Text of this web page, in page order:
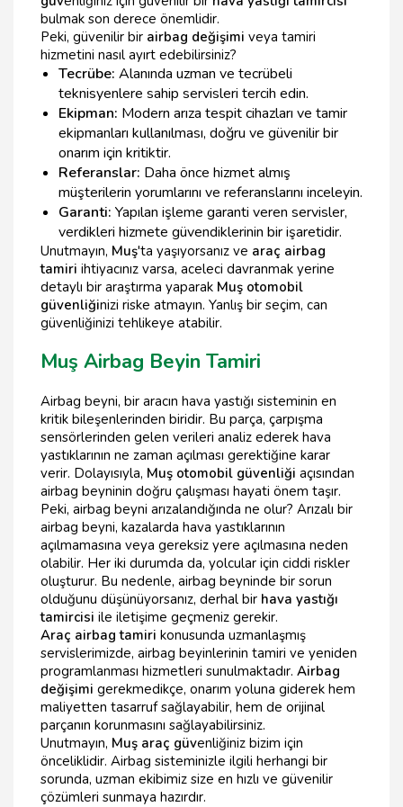
bulmak son derece önemlidir.
Peki, güvenilir bir airbag değişimi veya tamiri
hizmetini nasıl ayırt edebilirsiniz?
Tecrübe: Alanında uzman ve tecrübeli
teknisyenlere sahip servisleri tercih edin.
Ekipman: Modern arıza tespit cihazları ve tamir
ekipmanları kullanılması, doğru ve güvenilir bir
onarım için kritiktir.
Referanslar: Daha önce hizmet almış
müşterilerin yorumlarını ve referanslarını inceleyin.
Garanti: Yapılan işleme garanti veren servisler,
verdikleri hizmete güvendiklerinin bir işaretidir.
Unutmayın, Muş'ta yaşıyorsanız ve araç airbag
tamiri ihtiyacınız varsa, aceleci davranmak yerine
detaylı bir araştırma yaparak Muş otomobil
güvenliğinizi riske atmayın. Yanlış bir seçim, can
güvenliğinizi tehlikeye atabilir.
Muş Airbag Beyin Tamiri
Airbag beyni, bir aracın hava yastığı sisteminin en
kritik bileşenlerinden biridir. Bu parça, çarpışma
sensörlerinden gelen verileri analiz ederek hava
yastıklarının ne zaman açılması gerektiğine karar
verir. Dolayısıyla, Muş otomobil güvenliği açısından
airbag beyninin doğru çalışması hayati önem taşır.
Peki, airbag beyni arızalandığında ne olur? Arızalı bir
airbag beyni, kazalarda hava yastıklarının
açılmamasına veya gereksiz yere açılmasına neden
olabilir. Her iki durumda da, yolcular için ciddi riskler
oluşturur. Bu nedenle, airbag beyninde bir sorun
olduğunu düşünüyorsanız, derhal bir hava yastığı
tamircisi ile iletişime geçmeniz gerekir.
Araç airbag tamiri konusunda uzmanlaşmış
servislerimizde, airbag beyinlerinin tamiri ve yeniden
programlanması hizmetleri sunulmaktadır. Airbag
değişimi gerekmedikçe, onarım yoluna giderek hem
maliyetten tasarruf sağlayabilir, hem de orijinal
parçanın korunmasını sağlayabilirsiniz.
Unutmayın, Muş araç güvenliğiniz bizim için
önceliklidir. Airbag sisteminizle ilgili herhangi bir
sorunda, uzman ekibimiz size en hızlı ve güvenilir
çözümleri sunmaya hazırdır.